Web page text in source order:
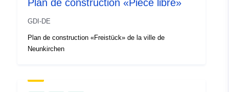
Plan de construction «Pièce libre»
GDI-DE
Plan de construction «Freistück» de la ville de
Neunkirchen